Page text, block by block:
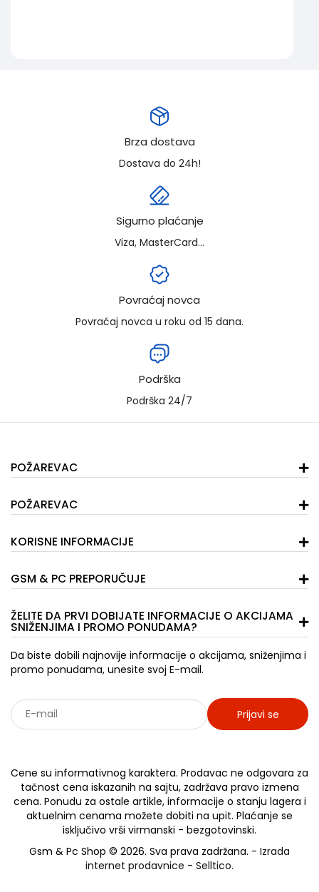
Brza dostava
Dostava do 24h!
Sigurno plaćanje
Viza, MasterCard...
Povraćaj novca
Povraćaj novca u roku od 15 dana.
Podrška
Podrška 24/7
POŽAREVAC
POŽAREVAC
KORISNE INFORMACIJE
GSM & PC PREPORUČUJE
ŽELITE DA PRVI DOBIJATE INFORMACIJE O AKCIJAMA
SNIŽENJIMA I PROMO PONUDAMA?
Da biste dobili najnovije informacije o akcijama, sniženjima i
promo ponudama, unesite svoj E-mail.
Prijavi se
Cene su informativnog karaktera. Prodavac ne odgovara za
tačnost cena iskazanih na sajtu, zadržava pravo izmena
cena. Ponudu za ostale artikle, informacije o stanju lagera i
aktuelnim cenama možete dobiti na upit. Plaćanje se
isključivo vrši virmanski - bezgotovinski.
Gsm & Pc Shop © 2026. Sva prava zadržana. - Izrada
internet prodavnice - Selltico.